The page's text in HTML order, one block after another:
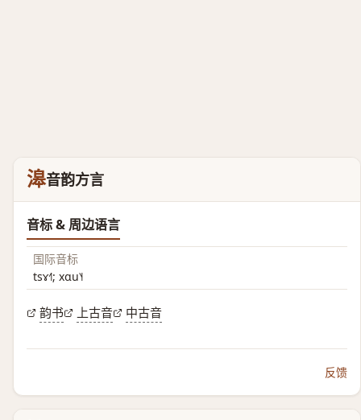
滜音韵方言
音标 & 周边语言
国际音标
tsɤ˧˥; xɑu˥˧
韵书 上古音 中古音
反馈